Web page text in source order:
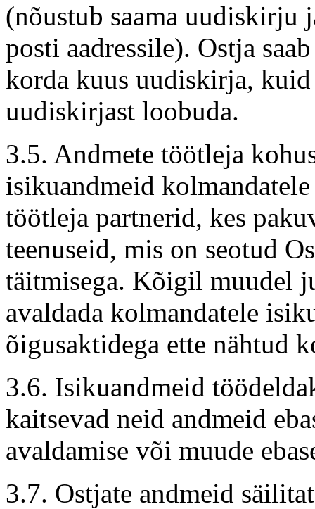
(nõustub saama uudiskirju
posti aadressile). Ostja
korda kuus uudiskirja,
uudiskirjast loobuda.
3.5. Andmete töötleja
isikuandmeid
töötleja partnerid, kes
teenuseid, mis on seotud
täitmisega. Kõigil muudel
avaldada kolmandatele
õigusaktidega ette nähtud
3.6. Isikuandmeid
kaitsevad neid andmeid
avaldamise või muude
3.7. Ostjate andmeid